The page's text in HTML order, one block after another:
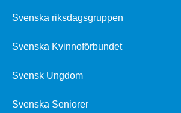
Svenska riksdagsgruppen
Svenska Kvinnoförbundet
Svensk Ungdom
Svenska Seniorer